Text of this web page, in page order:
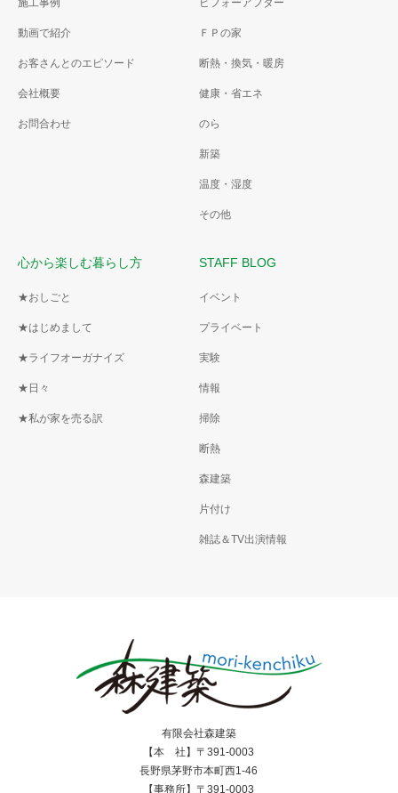
動画で紹介
お客さんとのエピソード
会社概要
お問合わせ
ＦＰの家
断熱・換気・暖房
健康・省エネ
のら
新築
温度・湿度
その他
心から楽しむ暮らし方
★おしごと
★はじめまして
★ライフオーガナイズ
★日々
★私が家を売る訳
STAFF BLOG
イベント
プライベート
実験
情報
掃除
断熱
森建築
片付け
雑誌＆TV出演情報
有限会社森建築
【本 社】〒391-0003
長野県茅野市本町西1-46
【事務所】〒391-0003